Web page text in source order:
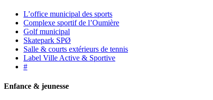
L’office municipal des sports
Complexe sportif de l’Oumière
Golf municipal
Skatepark SPØ
Salle & courts extérieurs de tennis
Label Ville Active & Sportive
#
Enfance & jeunesse